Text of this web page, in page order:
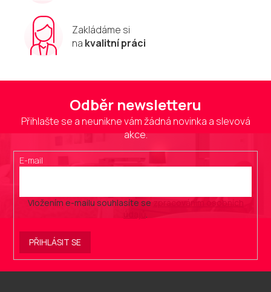
Zakládáme si
na kvalitní práci
Odběr newsletteru
Přihlašte se a neunikne vám žádná novinka a slevová
akce.
E-mail
Vložením e-mailu souhlasíte se zpracováním osobních
.
PŘIHLÁSIT SE